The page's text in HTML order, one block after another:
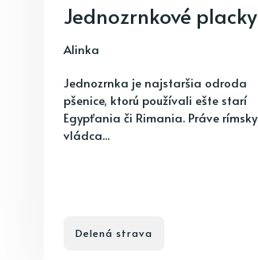
Jednozrnkové placky
Alinka
Jednozrnka je najstaršia odroda
pšenice, ktorú používali ešte starí
Egypťania či Rimania. Práve rímsky
vládca...
Delená strava